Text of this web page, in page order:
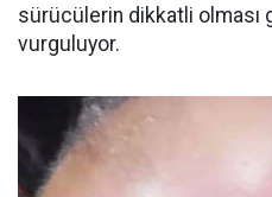
sürücülerin dikkatli olması
vurguluyor.